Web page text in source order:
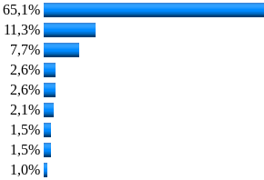
65,1%
11,3%
7,7%
2,6%
2,6%
2,1%
1,5%
1,5%
1,0%